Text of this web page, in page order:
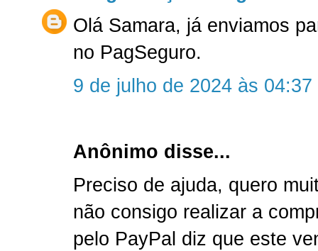
Olá Samara, já enviamos
no PagSeguro.
9 de julho de 2024 às 04:37
Anônimo disse...
Preciso de ajuda, quero
não consigo realizar a
pelo PayPal diz que este